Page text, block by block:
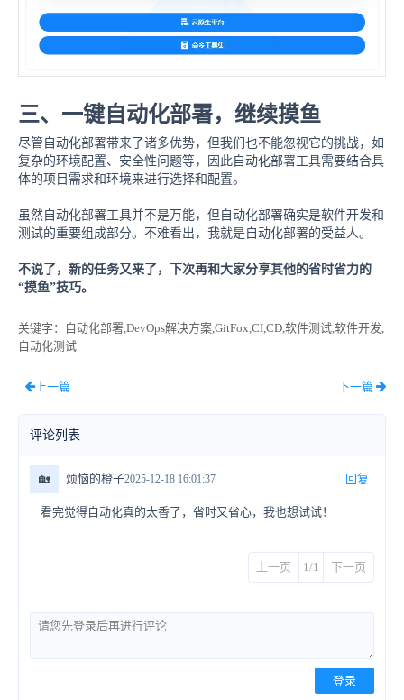
三、一键自动化部署，继续摸鱼
尽管自动化部署带来了诸多优势，但我们也不能忽视它的挑战，如
复杂的环境配置、安全性问题等，因此自动化部署工具需要结合具
体的项目需求和环境来进行选择和配置。
虽然自动化部署工具并不是万能，但自动化部署确实是软件开发和
测试的重要组成部分。不难看出，我就是自动化部署的受益人。
不说了，新的任务又来了，下次再和大家分享其他的省时省力的
“摸鱼”技巧。
关键字 ：自动化部署,DevOps解决方案,GitFox,CI,CD,软件测试,软件开发,
自动化测试
上一篇 下一篇
评论列表
🏡 烦恼的橙子2025-12-18 16:01:37 回复
看完觉得自动化真的太香了，省时又省心，我也想试试！
上一页 1/1 下一页
登录